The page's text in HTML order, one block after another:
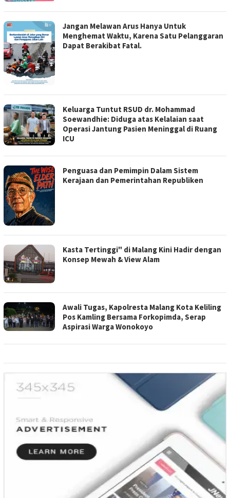
Jangan Melawan Arus Hanya Untuk
Menghemat Waktu, Karena Satu Pelanggaran
Dapat Berakibat Fatal.
Keluarga Tuntut RSUD dr. Mohammad
Soewandhie: Diduga atas Kelalaian saat
Operasi Jantung Pasien Meninggal di Ruang
ICU
Penguasa dan Pemimpin Dalam Sistem
Kerajaan dan Pemerintahan Republiken
Kasta Tertinggi" di Malang Kini Hadir dengan
Konsep Mewah & View Alam
Awali Tugas, Kapolresta Malang Kota Keliling
Pos Kamling Bersama Forkopimda, Serap
Aspirasi Warga Wonokoyo